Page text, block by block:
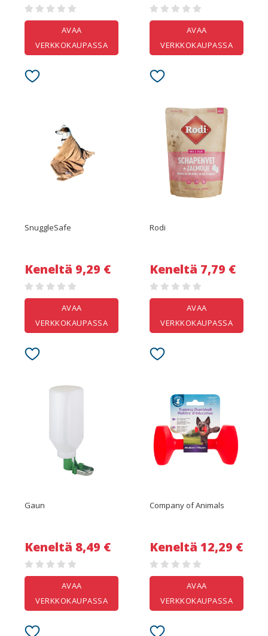
AVAA
VERKKOKAUPASSA
AVAA
VERKKOKAUPASSA
SnuggleSafe
Keneltä 9,29 €
AVAA
VERKKOKAUPASSA
Rodi
Keneltä 7,79 €
AVAA
VERKKOKAUPASSA
Gaun
Keneltä 8,49 €
AVAA
VERKKOKAUPASSA
Company of Animals
Keneltä 12,29 €
AVAA
VERKKOKAUPASSA